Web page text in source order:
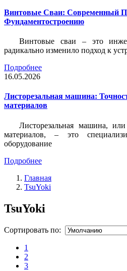
Винтовые Сваи: Современный
Фундаментостроению
Винтовые сваи – это
радикально изменило подход к
Подробнее
16.05.2026
Листорезальная машина:
материалов
Листорезальная машина,
материалов, – это
оборудование
Подробнее
Главная
TsuYoki
TsuYoki
Сортировать по:
1
2
3